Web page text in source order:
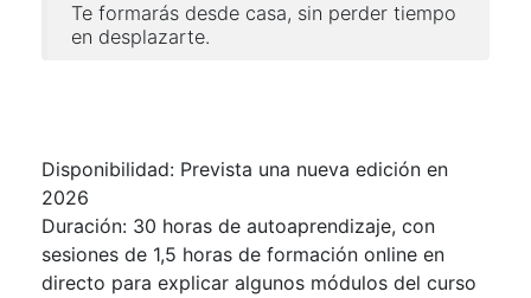
Te formarás desde casa, sin perder tiempo
en desplazarte.
Disponibilidad: Prevista una nueva edición en
2026
Duración: 30 horas de autoaprendizaje, con
sesiones de 1,5 horas de formación online en
directo para explicar algunos módulos del curso